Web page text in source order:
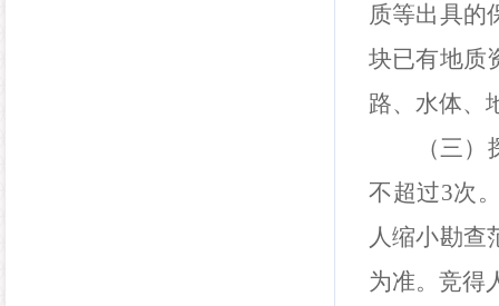
质等出具的
块已有地质
路、水体、
（三
不超过3次
人缩小勘查
为准。竞得